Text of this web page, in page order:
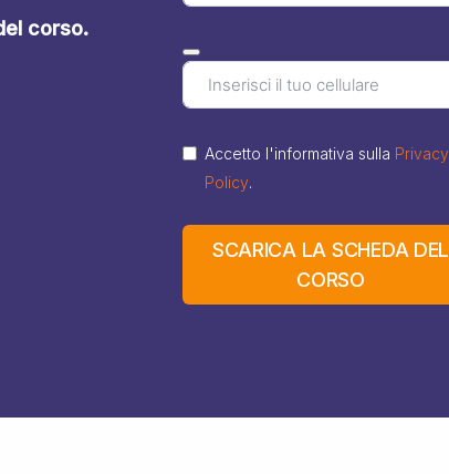
corso.
Accetto l'informativa sulla Privacy
Policy.
SCARICA LA SCHEDA DEL
CORSO